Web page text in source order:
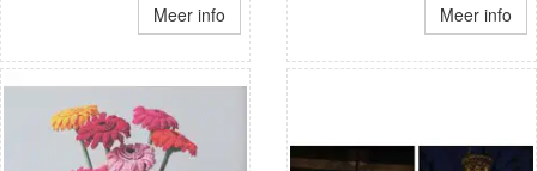
Meer info Meer info